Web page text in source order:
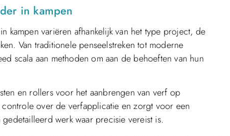
in kampen
kampen variëren afhankelijk van het type project, de
Van traditionele penseelstreken tot moderne
scala aan methoden om aan de behoeften van hun
en rollers voor het aanbrengen van verf op
over de verfapplicatie en zorgt voor een
werk waar precisie vereist is.